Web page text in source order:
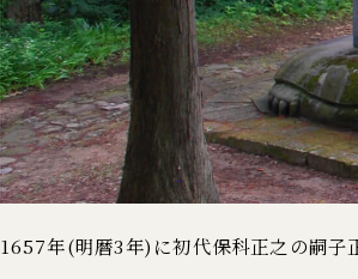
1657年(明暦3年)に初代保科正之の嗣子